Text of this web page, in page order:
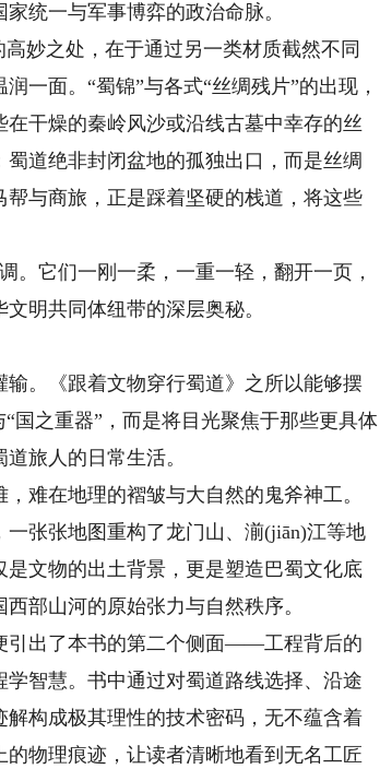
统一与军事博弈的政治命脉。
妙之处，在于通过另一类材质截然不同
一面。“蜀锦”与各式“丝绸残片”的出现，
干燥的秦岭风沙或沿线古墓中幸存的丝
道绝非封闭盆地的孤独出口，而是丝绸
与商旅，正是踩着坚硬的栈道，将这些
它们一刚一柔，一重一轻，翻开一页，
明共同体纽带的深层奥秘。
。《跟着文物穿行蜀道》之所以能够摆
国之重器”，而是将目光聚焦于那些更具体
旅人的日常生活。
在地理的褶皱与大自然的鬼斧神工。
张张地图重构了龙门山、湔(jiān)江等地
文物的出土背景，更是塑造巴蜀文化底
部山河的原始张力与自然秩序。
出了本书的第二个侧面——工程背后的
智慧。书中通过对蜀道路线选择、沿途
构成极其理性的技术密码，无不蕴含着
物理痕迹，让读者清晰地看到无名工匠